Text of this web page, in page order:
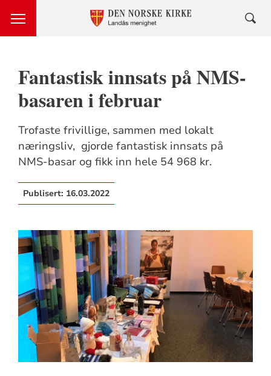
Fantastisk innsats på NMS-
basaren i februar
Trofaste frivillige, sammen med lokalt
næringsliv, gjorde fantastisk innsats på
NMS-basar og fikk inn hele 54 968 kr.
Publisert: 16.03.2022